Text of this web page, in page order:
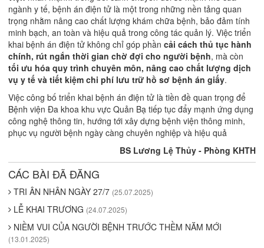
ngành y tế, bệnh án điện tử là một trong những nền tảng quan
trọng nhằm nâng cao chất lượng khám chữa bệnh, bảo đảm tính
minh bạch, an toàn và hiệu quả trong công tác quản lý. Việc triển
khai bệnh án điện tử không chỉ góp phần cải cách thủ tục hành
chính, rút ngắn thời gian chờ đợi cho người bệnh, mà còn
tối ưu hóa quy trình chuyên môn, nâng cao chất lượng dịch
vụ y tế và tiết kiệm chi phí lưu trữ hồ sơ bệnh án giấy.
Việc công bố triển khai bệnh án điện tử là tiền đề quan trọng để
Bệnh viện Đa khoa khu vực Quản Bạ tiếp tục đẩy mạnh ứng dụng
công nghệ thông tin, hướng tới xây dựng bệnh viện thông minh,
phục vụ người bệnh ngày càng chuyên nghiệp và hiệu quả
BS Lương Lệ Thủy - Phòng KHTH
CÁC BÀI ĐÃ ĐĂNG
TRI ÂN NHÂN NGÀY 27/7 (25.07.2025)
LỄ KHAI TRƯƠNG (24.07.2025)
NIỀM VUI CỦA NGƯỜI BỆNH TRƯỚC THỀM NĂM MỚI
(13.01.2025)